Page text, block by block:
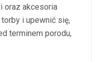
oraz akcesoria
i upewnić się,
terminem porodu,